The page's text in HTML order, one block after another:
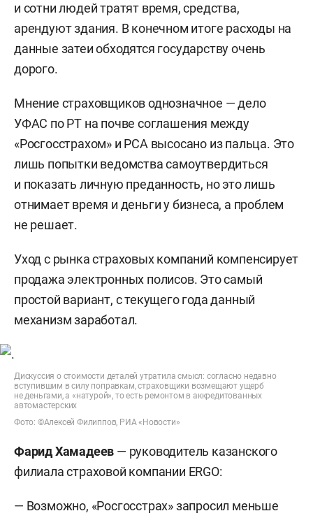
и сотни людей тратят время, средства,
арендуют здания. В конечном итоге расходы на
данные затеи обходятся государству очень
дорого.
Мнение страховщиков однозначное — дело
УФАС по РТ на почве соглашения между
«Росгосстрахом» и РСА высосано из пальца. Это
лишь попытки ведомства самоутвердиться
и показать личную преданность, но это лишь
отнимает время и деньги у бизнеса, а проблем
не решает.
Уход с рынка страховых компаний компенсирует
продажа электронных полисов. Это самый
простой вариант, с текущего года данный
механизм заработал.
Дискуссия о стоимости деталей утратила смысл: согласно недавно
вступившим в силу поправкам, страховщики возмещают ущерб
не деньгами, а «натурой», то есть ремонтом в аккредитованных
автомастерских
Фото: ©Алексей Филиппов, РИА «Новости»
Фарид Хамадеев — руководитель казанского
филиала страховой компании ERGO:
— Возможно, «Росгосстрах» запросил меньше